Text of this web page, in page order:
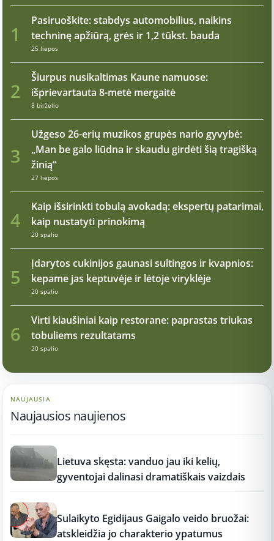
1
Pasiruoškite: stabdys automobilius, naikins
techninę apžiūrą, grės ir 1,2 tūkst. bauda
25 liepos
2
Šiurpus nusikaltimas Kaune namuose:
išprievartauta 8-metė mergaitė
8 birželio
3
Užgeso 26-erių muzikos grupės nario gyvybė:
„Man be galo liūdna ir skaudu girdėti šią tragišką
žinią“
27 liepos
4
Kaip išsirinkti tobulą avokadą: ekspertų patarimai,
kaip nustatyti prinokimą
20 spalio
5
Įdarytos cukinijos gaunasi sultingos ir kvapnios:
kepame jas keptuvėje ir lėtoje viryklėje
20 spalio
6
Virti kiaušiniai kaip restorane: paprastas triukas
tobuliems rezultatams
20 spalio
NAUJAUSIA
Naujausios naujienos
Lietuva skęsta: vanduo jau iki kelių,
gyventojai dalinasi dramatiškais vaizdais
Sulaikyto Egidijaus Gaigalo veido bruožai:
atskleidžia jo charakterio ypatumus